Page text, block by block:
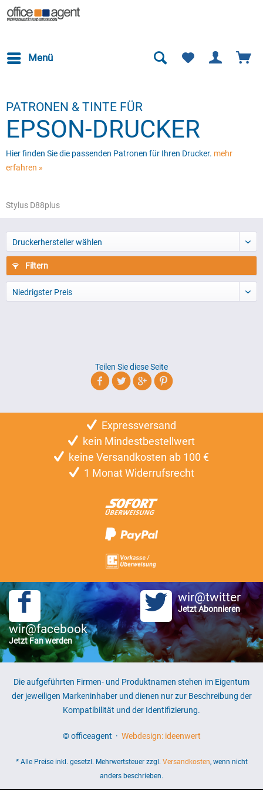
Menü
PATRONEN & TINTE FÜR
EPSON-DRUCKER
Hier finden Sie die passenden Patronen für Ihren Drucker. mehr
erfahren »
Stylus D88plus
Druckerhersteller wählen
Filtern
Niedrigster Preis
Teilen Sie diese Seite
Expressversand
kein Mindestbestellwert
keine Versandkosten ab 100 €
1 Monat Widerrufsrecht
wir@facebook
Jetzt Fan werden
wir@twitter
Jetzt Abonnieren
Die aufgeführten Firmen- und Produktnamen stehen im Eigentum
der jeweiligen Markeninhaber und dienen nur zur Beschreibung der
Kompatibilität und der Identifizierung.
© officeagent · Webdesign: ideenwert
* Alle Preise inkl. gesetzl. Mehrwertsteuer zzgl. Versandkosten, wenn nicht
anders beschrieben.